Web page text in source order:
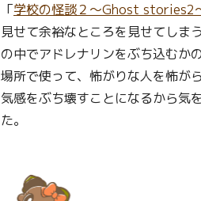
「学校の怪談２～Ghost stories2
見せて余裕なところを見せてしま
の中でアドレナリンをぶち込むか
場所で使って、怖がりな人を怖が
気感をぶち壊すことになるから気
た。